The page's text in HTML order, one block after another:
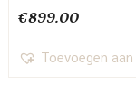
€899.00
Toevoegen